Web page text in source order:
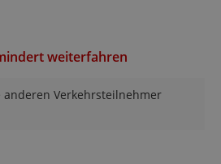
weiterfahren
Verkehrsteilnehmer